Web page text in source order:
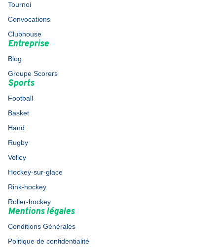
Tournoi
Convocations
Clubhouse
Entreprise
Blog
Groupe Scorers
Sports
Football
Basket
Hand
Rugby
Volley
Hockey-sur-glace
Rink-hockey
Roller-hockey
Mentions légales
Conditions Générales
Politique de confidentialité